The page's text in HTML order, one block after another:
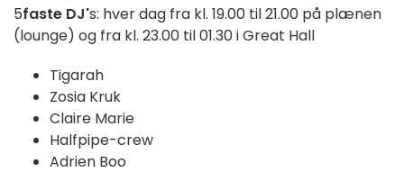
5faste DJ's: hver dag fra kl. 19.00 til 21.00 på plænen
(lounge) og fra kl. 23.00 til 01.30 i Great Hall
Tigarah
Zosia Kruk
Claire Marie
Halfpipe-crew
Adrien Boo